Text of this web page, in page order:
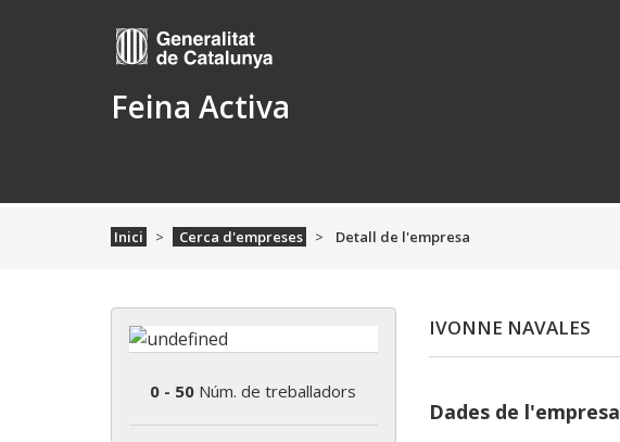
Feina Activa
Inici Cerca d'empreses Detall de l'empresa
0 - 50 Núm. de treballadors
IVONNE NAVALES
Dades de l'empresa